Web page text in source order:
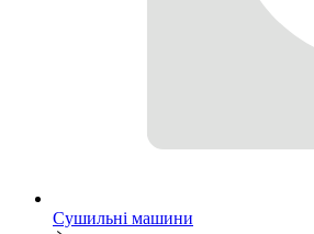
Сушильні машини